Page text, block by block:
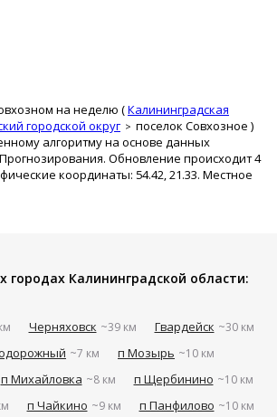
на неделю (Калининградская
городской округ поселок Совхозное )
алгоритму на основе данных
Обновление происходит 4
координаты: 54.42, 21.33. Местное
городах Калининградской области:
Черняховск ~39 км Гвардейск ~30 км
~7 км п Мозырь ~10 км
п Михайловка ~8 км п Щербинино ~10 км
п Чайкино ~9 км п Панфилово ~10 км